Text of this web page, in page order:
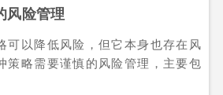
风险管理
可以降低风险，但它本身也存在风
策略需要谨慎的风险管理，主要包